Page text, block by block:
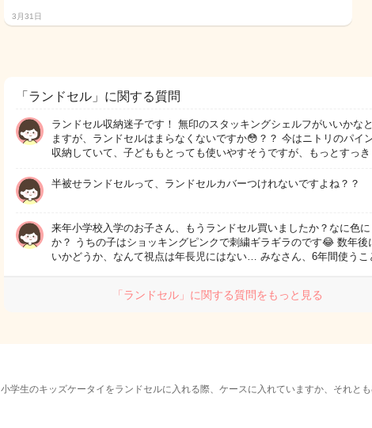
3月31日
「ランドセル」に関する質問
ランドセル収納迷子です！ 無印のスタッキングシェルフがいいかな
ますが、ランドセルはまらなくないですか😳？？ 今はニトリのパイ
収納していて、子どももとっても使いやすそうですが、もっとすっ
半被せランドセルって、ランドセルカバーつけれないですよね？？
来年小学校入学のお子さん、もうランドセル買いましたか？なに色
か？ うちの子はショッキングピンクで刺繍ギラギラのです😂 数年後
いかどうか、なんて視点は年長児にはない… みなさん、6年間使う
「ランドセル」に関する質問をもっと見る
小学生のキッズケータイをランドセルに入れる際、ケースに入れていますか、それとも